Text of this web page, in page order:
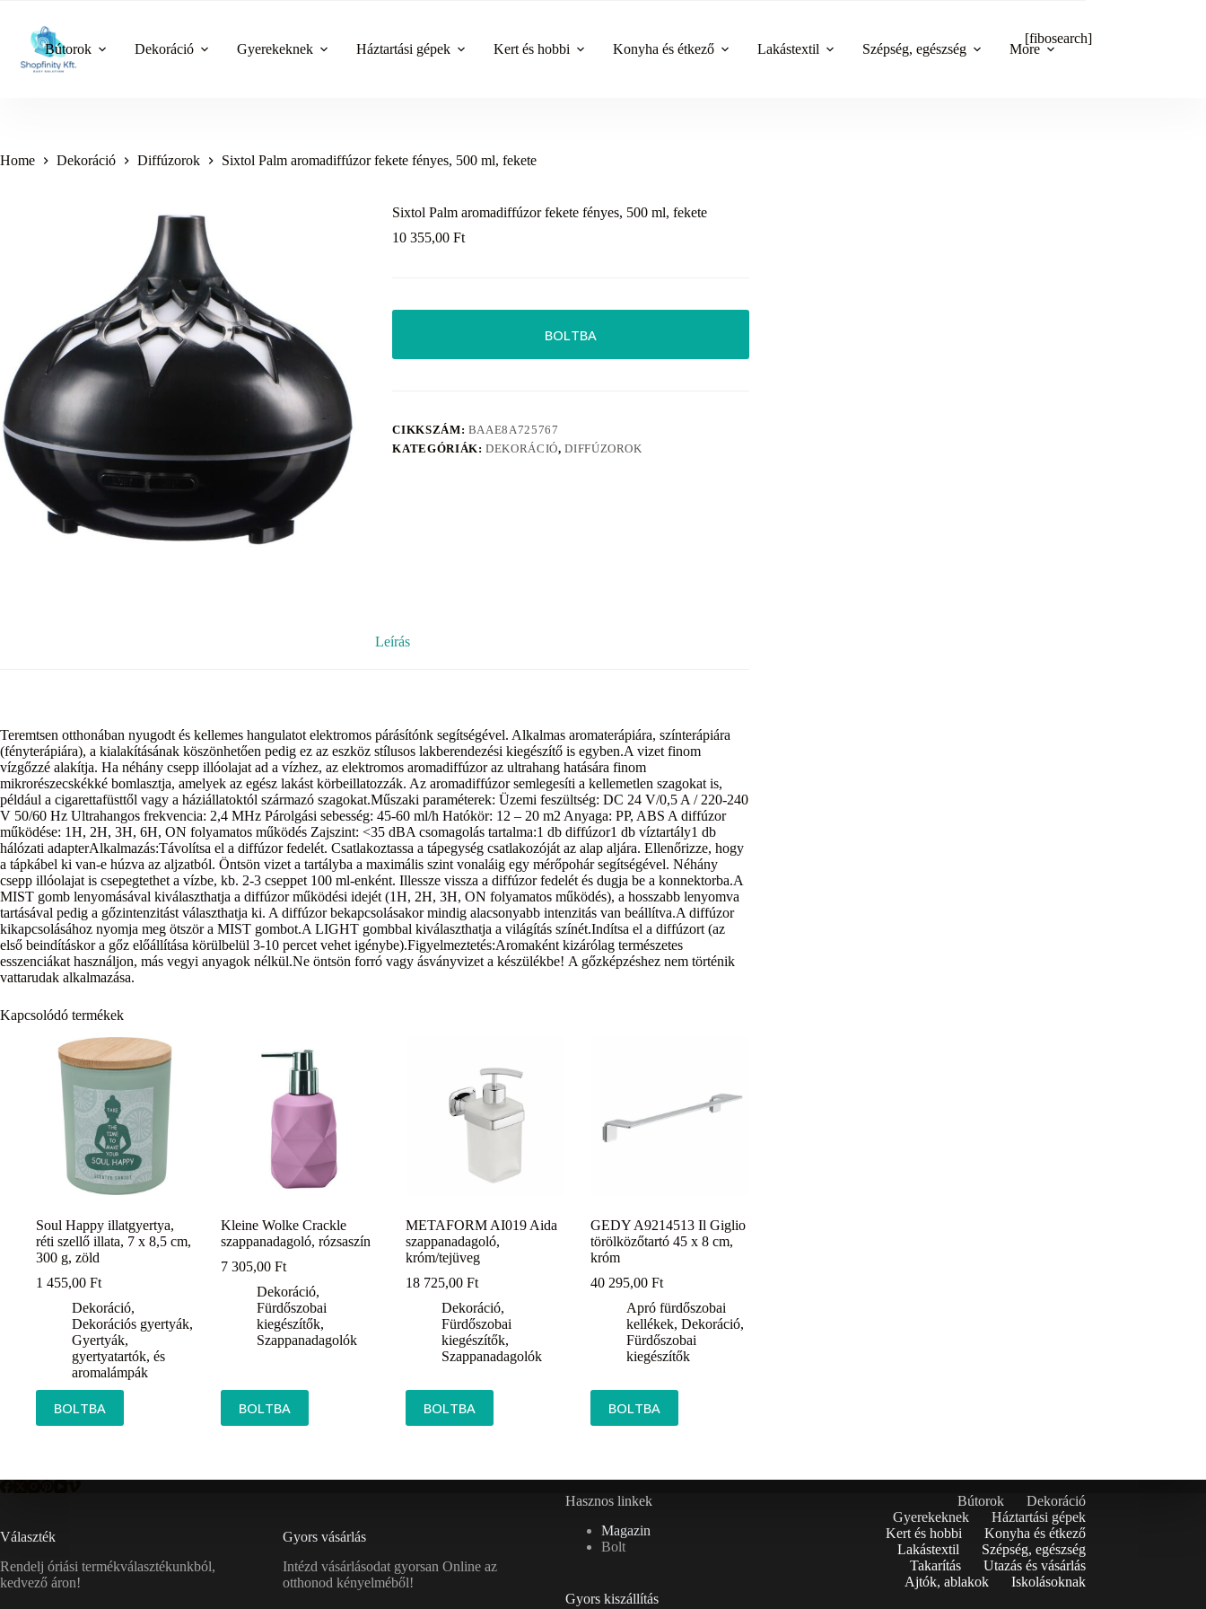
content
Bútorok Dekoráció Gyerekeknek Háztartási gépek Kert és hobbi Konyha és étkező Lakástextil Szépség, egészség More
[fibosearch]
Home Dekoráció Diffúzorok Sixtol Palm aromadiffúzor fekete fényes, 500 ml, fekete
Sixtol Palm aromadiffúzor fekete fényes, 500 ml, fekete
10 355,00Ft
BOLTBA
CIKKSZÁM: BAAE8A725767
KATEGÓRIÁK:DEKORÁCIÓ,DIFFÚZOROK
Leírás
Teremtsen otthonában nyugodt és kellemes hangulatot elektromos párásítónk segítségével. Alkalmas aromaterápiára, színterápiára
(fényterápiára), a kialakításának köszönhetően pedig ez az eszköz stílusos lakberendezési kiegészítő is egyben.A vizet finom
vízgőzzé alakítja. Ha néhány csepp illóolajat ad a vízhez, az elektromos aromadiffúzor az ultrahang hatására finom
mikrorészecskékké bomlasztja, amelyek az egész lakást körbeillatozzák. Az aromadiffúzor semlegesíti a kellemetlen szagokat is,
például a cigarettafüsttől vagy a háziállatoktól származó szagokat.Műszaki paraméterek: Üzemi feszültség: DC 24 V/0,5 A / 220-240
V 50/60 Hz Ultrahangos frekvencia: 2,4 MHz Párolgási sebesség: 45-60 ml/h Hatókör: 12 – 20 m2 Anyaga: PP, ABS A diffúzor
működése: 1H, 2H, 3H, 6H, ON folyamatos működés Zajszint: <35 dBA csomagolás tartalma:1 db diffúzor1 db víztartály1 db
hálózati adapterAlkalmazás:Távolítsa el a diffúzor fedelét. Csatlakoztassa a tápegység csatlakozóját az alap aljára. Ellenőrizze, hogy
a tápkábel ki van-e húzva az aljzatból. Öntsön vizet a tartályba a maximális szint vonaláig egy mérőpohár segítségével. Néhány
csepp illóolajat is csepegtethet a vízbe, kb. 2-3 cseppet 100 ml-enként. Illessze vissza a diffúzor fedelét és dugja be a konnektorba.A
MIST gomb lenyomásával kiválaszthatja a diffúzor működési idejét (1H, 2H, 3H, ON folyamatos működés), a hosszabb lenyomva
tartásával pedig a gőzintenzitást választhatja ki. A diffúzor bekapcsolásakor mindig alacsonyabb intenzitás van beállítva.A diffúzor
kikapcsolásához nyomja meg ötször a MIST gombot.A LIGHT gombbal kiválaszthatja a világítás színét.Indítsa el a diffúzort (az
első beindításkor a gőz előállítása körülbelül 3-10 percet vehet igénybe).Figyelmeztetés:Aromaként kizárólag természetes
esszenciákat használjon, más vegyi anyagok nélkül.Ne öntsön forró vagy ásványvizet a készülékbe! A gőzképzéshez nem történik
vattarudak alkalmazása.
Kapcsolódó termékek
Soul Happy illatgyertya,
réti szellő illata, 7 x 8,5 cm,
300 g, zöld
1 455,00 Ft
Dekoráció,
Dekorációs gyertyák,
Gyertyák,
gyertyatartók, és
aromalámpák
BOLTBA
Kleine Wolke Crackle
szappanadagoló, rózsaszín
7 305,00Ft
Dekoráció,
Fürdőszobai
kiegészítők,
Szappanadagolók
BOLTBA
METAFORM AI019 Aida
szappanadagoló,
króm/tejüveg
18 725,00Ft
Dekoráció,
Fürdőszobai
kiegészítők,
Szappanadagolók
BOLTBA
GEDY A9214513 Il Giglio
törölközőtartó 45 x 8 cm,
króm
40 295,00Ft
Apró fürdőszobai
kellékek,Dekoráció,
Fürdőszobai
kiegészítők
BOLTBA
Választék
Rendelj óriási termékválasztékunkból,
kedvező áron!
Gyors vásárlás
Intézd vásárlásodat gyorsan Online az
otthonod kényelméből!
Hasznos linkek
Magazin
Bolt
Gyors kiszállítás
Bútorok
Dekoráció
Gyerekeknek
Háztartási gépek
Kert és hobbi
Konyha és étkező
Lakástextil
Szépség, egészség
Takarítás
Utazás és vásárlás
Ajtók, ablakok
Iskolásoknak